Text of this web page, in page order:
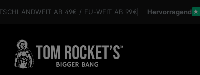
AB 49€ / EU-WEIT AB 99€ Hervorragend ★